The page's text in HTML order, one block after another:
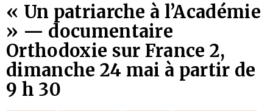
« Un patriarche à l’Académie
» — documentaire
Orthodoxie sur France 2,
dimanche 24 mai à partir de
9 h 30